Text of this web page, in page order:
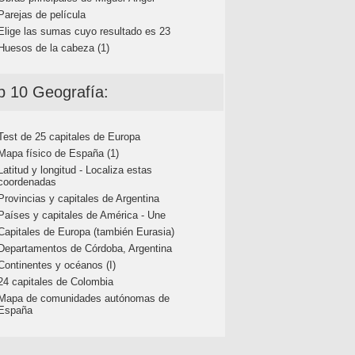
de película
las sumas cuyo resultado es 23
de la cabeza (1)
10 Geografía:
de 25 capitales de Europa
físico de España (1)
y longitud - Localiza estas
y capitales de Argentina
y capitales de América - Une
de Europa (también Eurasia)
de Córdoba, Argentina
y océanos (I)
capitales de Colombia
de comunidades autónomas de